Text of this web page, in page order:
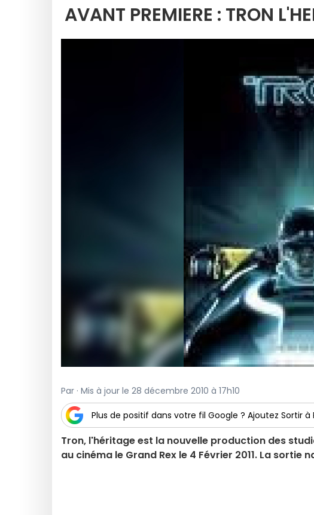
AVANT PREMIERE : TRON
Par · Mis à jour le 28 décembre 2010 à 17h10
Plus de positif dans votre fil Google ? Ajoutez Sortir à
Tron, l'héritage est la nouvelle production des
au cinéma le Grand Rex le 4 Février 2011. La